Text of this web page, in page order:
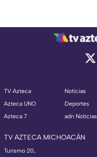
TV Azteca
Azteca UNO
Azteca 7
Noticias
Deportes
adn Noticias
TV AZTECA MICHOACÁN
Turismo 20,